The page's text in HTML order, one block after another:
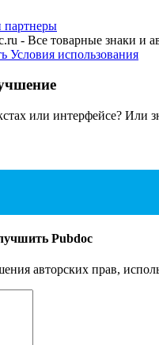
- Все товарные знаки и
Условия использования
или интерфейсе? Или
Pubdoc
авторских прав,